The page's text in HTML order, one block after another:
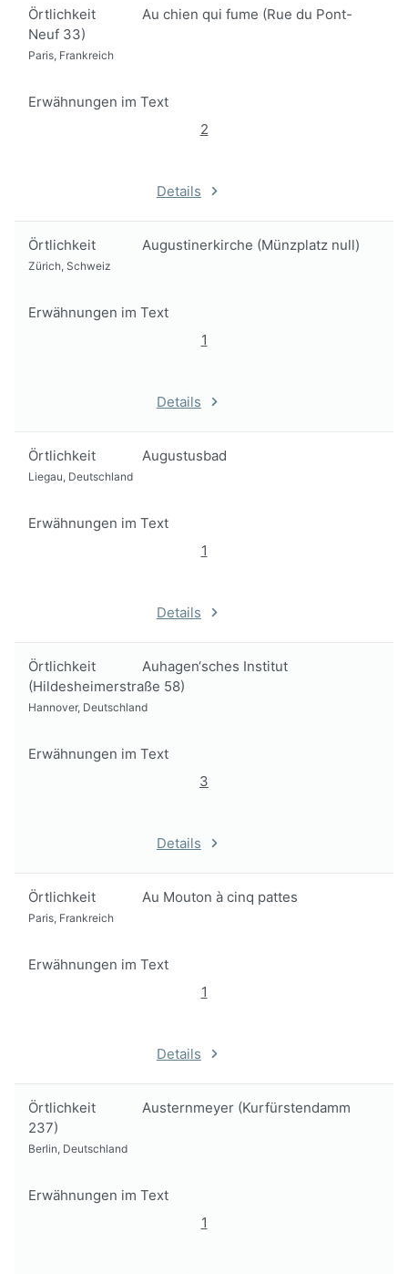
Örtlichkeit
Au chien qui fume (Rue du Pont-
Neuf 33)
Paris, Frankreich
Erwähnungen im Text
2
Details
Örtlichkeit Augustinerkirche (Münzplatz null)
Zürich, Schweiz
Erwähnungen im Text
1
Details
Örtlichkeit Augustusbad
Liegau, Deutschland
Erwähnungen im Text
1
Details
Örtlichkeit
Auhagen‘sches Institut
(Hildesheimerstraße 58)
Hannover, Deutschland
Erwähnungen im Text
3
Details
Örtlichkeit Au Mouton à cinq pattes
Paris, Frankreich
Erwähnungen im Text
1
Details
Örtlichkeit
Austernmeyer (Kurfürstendamm
237)
Berlin, Deutschland
Erwähnungen im Text
1